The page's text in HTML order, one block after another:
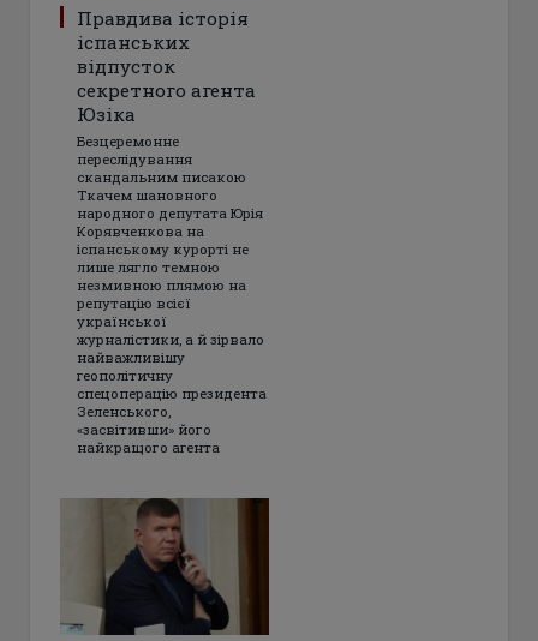
Правдива історія
іспанських
відпусток
секретного агента
Юзіка
Безцеремонне
переслідування
скандальним писакою
Ткачем шановного
народного депутата Юрія
Корявченкова на
іспанському курорті не
лише лягло темною
незмивною плямою на
репутацію всієї
української
журналістики, а й зірвало
найважливішу
геополітичну
спецоперацію президента
Зеленського,
«засвітивши» його
найкращого агента